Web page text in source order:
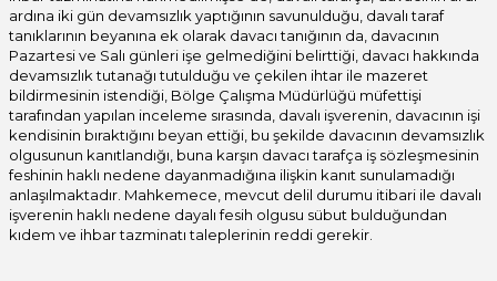
ardına iki gün devamsızlık yaptığının savunulduğu, davalı taraf
tanıklarının beyanına ek olarak davacı tanığının da, davacının
Pazartesi ve Salı günleri işe gelmediğini belirttiği, davacı hakkında
devamsızlık tutanağı tutulduğu ve çekilen ihtar ile mazeret
bildirmesinin istendiği, Bölge Çalışma Müdürlüğü müfettişi
tarafından yapılan inceleme sırasında, davalı işverenin, davacının işi
kendisinin bıraktığını beyan ettiği, bu şekilde davacının devamsızlık
olgusunun kanıtlandığı, buna karşın davacı tarafça iş sözleşmesinin
feshinin haklı nedene dayanmadığına ilişkin kanıt sunulamadığı
anlaşılmaktadır. Mahkemece, mevcut delil durumu itibari ile davalı
işverenin haklı nedene dayalı fesih olgusu sübut bulduğundan
kıdem ve ihbar tazminatı taleplerinin reddi gerekir.